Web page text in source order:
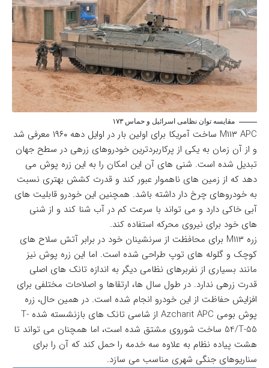
مقایسه توان نظامی اسرائیل و حماس ۱۷۳
M۱۱۳ APC ساخت آمریکا برای اولین بار در اوایل دهه ۱۹۶۰ معرفی شد
و از آن زمان به یکی از پرکاربردترین خودروهای زرهی در سطح جهان
تبدیل شده است. شنی های آن این امکان را به این زره پوش می
دهد که از زمین های ناهموار عبور کند و قدرت کشش بهتری نسبت
به خودروهای چرخ دار داشته باشد. همچنین این خودرو قابلیت های
آبی خاکی دارد و می تواند با سرعت کم در آب شنا کند و از شنی
های خود برای نیروی محرکه استفاده کند.
زره M۱۱۳ برای محافظت از سرنشینان خود در برابر آتش سلاح های
کوچک و گلوله های توپ طراحی شده است. اما این زره پوش نیز
مانند بسیاری از نفربرهای نظامی دیگر به اندازه تانک های اصلی
قدرت زرهی ندارد. در طول سال ها، ارتقاها و اصلاحات مختلفی برای
افزایش حفاظت از این خودرو انجام شده است. در همین حال، زره
پوش بومی Azcharit APC از شاسی تانک های بازنشسته شده T-
54/T-55 ساخت شوروی مشتق شده است، اما همچنان می تواند تا
هشت پیاده نظام به علاوه سه خدمه را حمل کند که آن را برای
سناریوهای جنگی شهری مناسب می سازد.